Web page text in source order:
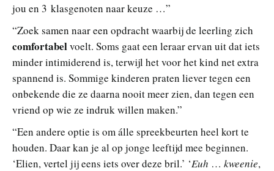
jou en 3 klasgenoten naar keuze …”
“Zoek samen naar een opdracht waarbij de leerling zich
comfortabelvoelt. Soms gaat een leraar ervan uit dat iets
minder intimiderend is, terwijl het voor het kind net extra
spannend is. Sommige kinderen praten liever tegen een
onbekende die ze daarna nooit meer zien, dan tegen een
vriend op wie ze indruk willen maken.”
“Een andere optie is om álle spreekbeurten heel kort te
houden. Daar kan je al op jonge leeftijd mee beginnen.
‘Elien, vertel jij eens iets over deze bril.’ ‘Euh … kweenie,